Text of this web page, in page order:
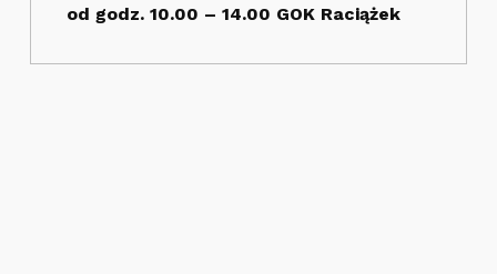
od godz. 10.00 – 14.00 GOK Raciążek